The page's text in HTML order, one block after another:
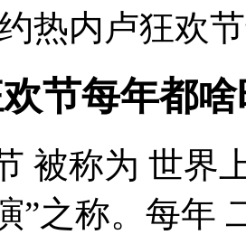
热内卢狂欢
节每年都
被称为 世界
”之称。每年